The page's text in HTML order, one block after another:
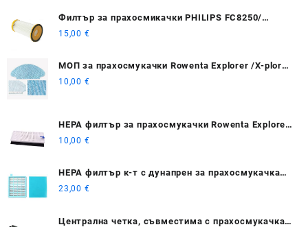
Филтър за прахосмикачки PHILIPS FC8250/
FC8254/ FC8256/ FC8272
15,00 €
МОП за прахосмукачки Rowenta Explorer /X-plorer
20 40 50 75 Smart Force isweep X3
10,00 €
HEPA филтър за прахосмукачки Rowenta Explorer
/X-plorer 20 40 50 75 Smart Force isweep X3
10,00 €
HEPA филтър к-т с дунапрен за прахосмукачка
PHILIPS FC8470/ FC8630 / FC9520
23,00 €
Централна четка, съвместима с прахосмукачка